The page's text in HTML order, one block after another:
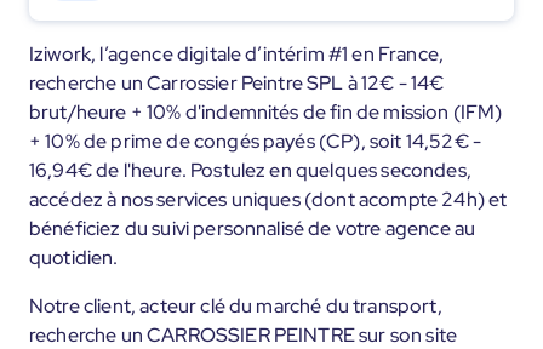
Iziwork, l’agence digitale d’intérim #1 en France,
recherche un Carrossier Peintre SPL à 12€ - 14€
brut/heure + 10% d'indemnités de fin de mission (IFM)
+ 10% de prime de congés payés (CP), soit 14,52€ -
16,94€ de l'heure. Postulez en quelques secondes,
accédez à nos services uniques (dont acompte 24h) et
bénéficiez du suivi personnalisé de votre agence au
quotidien.
Notre client, acteur clé du marché du transport,
recherche un CARROSSIER PEINTRE sur son site